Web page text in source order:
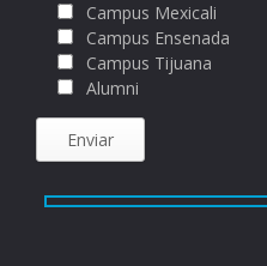
Campus Mexicali
Campus Ensenada
Campus Tijuana
Alumni